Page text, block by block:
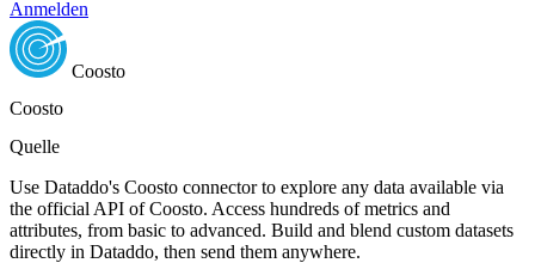
Anmelden
Coosto
Coosto
Quelle
Use Dataddo's Coosto connector to explore any data available via
the official API of Coosto. Access hundreds of metrics and
attributes, from basic to advanced. Build and blend custom datasets
directly in Dataddo, then send them anywhere.